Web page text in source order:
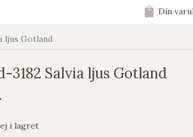
Din
ljus Gotland
3182 Salvia ljus Gotland
i lagret